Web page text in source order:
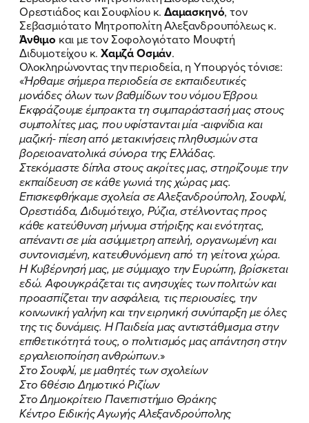
ΝΕΑ
ΕΛΑ ΚΙ ΕΣΥ
FB IN TW YT LN VB TIKTOK
Ορεστιάδος και Σουφλίου κ. Δαμασκηνό, τον
Σεβασμιότατο Μητροπολίτη Αλεξανδρουπόλεως κ.
Άνθιμο και με τον Σοφολογιότατο Μουφτή
Διδυμοτείχου κ. Χαμζά Οσμάν.
Ολοκληρώνοντας την περιοδεία, η Υπουργός τόνισε:
«Ήρθαμε σήμερα περιοδεία σε εκπαιδευτικές
μονάδες όλων των βαθμίδων του νόμου Έβρου.
Εκφράζουμε έμπρακτα τη συμπαράστασή μας στους
συμπολίτες μας, που υφίστανται μία -αιφνίδια και
μαζική- πίεση από μετακινήσεις πληθυσμών στα
βορειοανατολικά σύνορα της Ελλάδας.
Στεκόμαστε δίπλα στους ακρίτες μας, στηρίζουμε την
εκπαίδευση σε κάθε γωνιά της χώρας μας.
Επισκεφθήκαμε σχολεία σε Αλεξανδρούπολη, Σουφλί,
Ορεστιάδα, Διδυμότειχο, Ρύζια, στέλνοντας προς
κάθε κατεύθυνση μήνυμα στήριξης και ενότητας,
απέναντι σε μία ασύμμετρη απειλή, οργανωμένη και
συντονισμένη, κατευθυνόμενη από τη γείτονα χώρα.
Η Κυβέρνησή μας, με σύμμαχο την Ευρώπη, βρίσκεται
εδώ. Αφουγκράζεται τις ανησυχίες των πολιτών και
προασπίζεται την ασφάλεια, τις περιουσίες, την
κοινωνική γαλήνη και την ειρηνική συνύπαρξη με όλες
της τις δυνάμεις. Η Παιδεία μας αντιστάθμισμα στην
επιθετικότητά τους, ο πολιτισμός μας απάντηση στην
εργαλειοποίηση ανθρώπων.»
Στο Σουφλί, με μαθητές των σχολείων
Στο 6θέσιο Δημοτικό Ριζίων
Στο Δημοκρίτειο Πανεπιστήμιο Θράκης
Κέντρο Ειδικής Αγωγής Αλεξανδρούπολης